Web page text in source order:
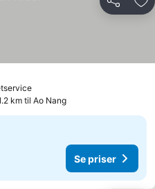
Del
km til Ao Nang
Se priser